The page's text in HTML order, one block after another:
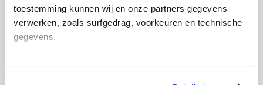
toestemming kunnen wij en onze partners gegevens
verwerken, zoals surfgedrag, voorkeuren en technische
gegevens.